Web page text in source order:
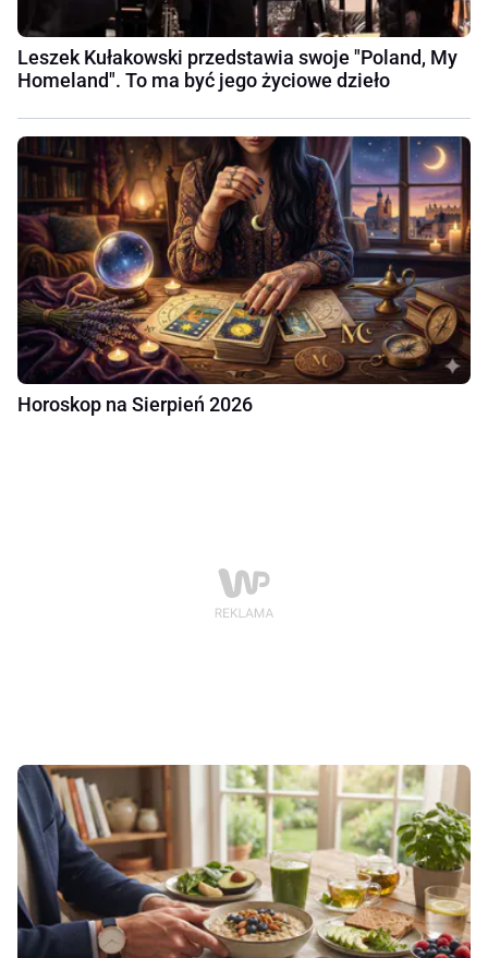
Leszek Kułakowski przedstawia swoje "Poland, My
Homeland". To ma być jego życiowe dzieło
Horoskop na Sierpień 2026